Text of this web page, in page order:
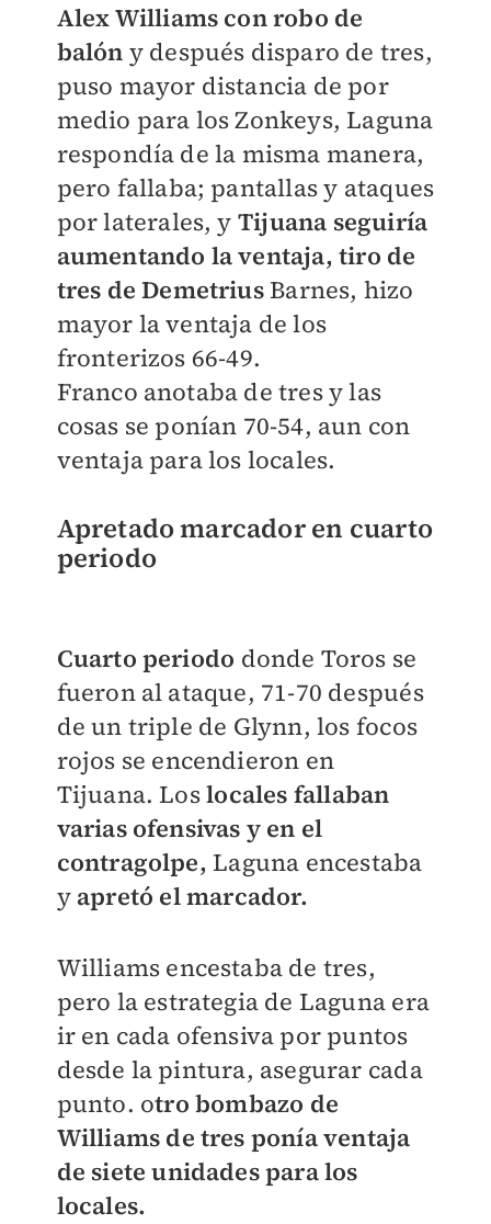
Alex Williams con robo de
balón y después disparo de tres,
puso mayor distancia de por
medio para los Zonkeys, Laguna
respondía de la misma manera,
pero fallaba; pantallas y ataques
por laterales, y Tijuana seguiría
aumentando la ventaja, tiro de
tres de DemetriusBarnes, hizo
mayor la ventaja de los
fronterizos 66-49.
Franco anotaba de tres y las
cosas se ponían 70-54, aun con
ventaja para los locales.
Apretado marcador en cuarto
periodo
Cuarto periodo donde Toros se
fueron al ataque, 71-70 después
de un triple de Glynn, los focos
rojos se encendieron en
Tijuana. Loslocales fallaban
varias ofensivas y en el
contragolpe, Laguna encestaba
y apretó el marcador.
Williams encestaba de tres,
pero la estrategia de Laguna era
ir en cada ofensiva por puntos
desde la pintura, asegurar cada
punto. otro bombazo de
Williams de tres ponía ventaja
de siete unidades para los
locales.